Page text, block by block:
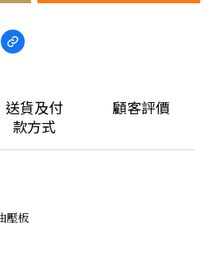
送貨及付
款方式
顧客評價
壓板